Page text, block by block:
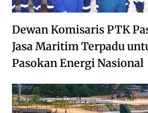
Dewan Komisaris PTK
Jasa Maritim Terpadu
Pasokan Energi Nasional